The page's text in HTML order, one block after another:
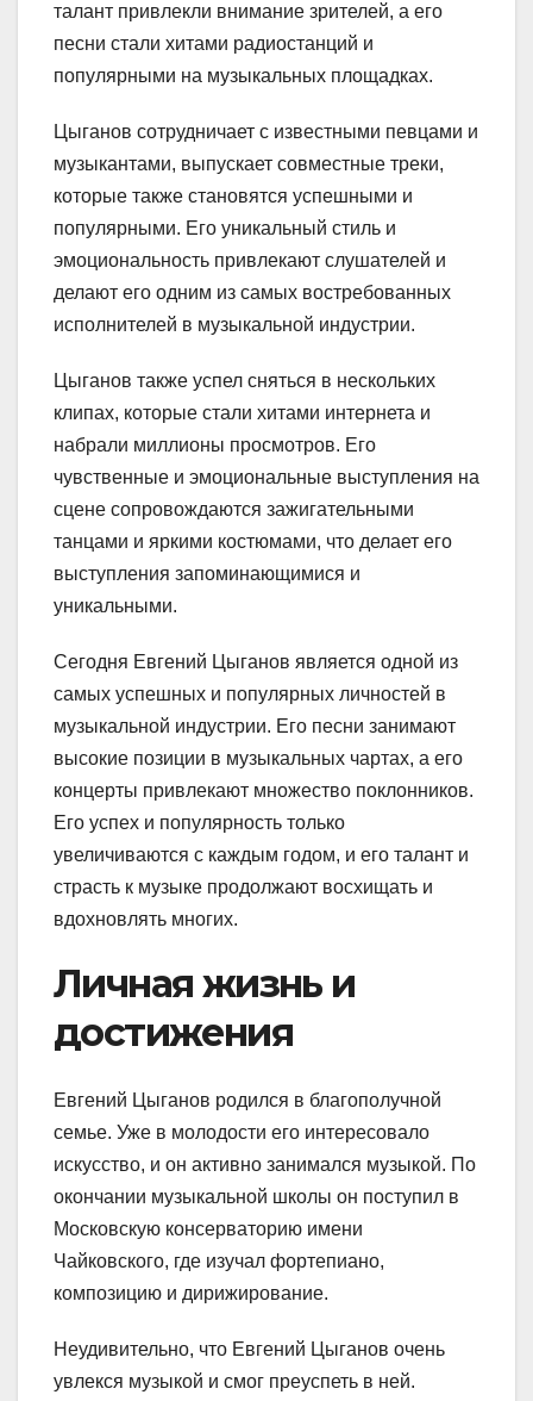
талант привлекли внимание зрителей, а его
песни стали хитами радиостанций и
популярными на музыкальных площадках.
Цыганов сотрудничает с известными певцами и
музыкантами, выпускает совместные треки,
которые также становятся успешными и
популярными. Его уникальный стиль и
эмоциональность привлекают слушателей и
делают его одним из самых востребованных
исполнителей в музыкальной индустрии.
Цыганов также успел сняться в нескольких
клипах, которые стали хитами интернета и
набрали миллионы просмотров. Его
чувственные и эмоциональные выступления на
сцене сопровождаются зажигательными
танцами и яркими костюмами, что делает его
выступления запоминающимися и
уникальными.
Сегодня Евгений Цыганов является одной из
самых успешных и популярных личностей в
музыкальной индустрии. Его песни занимают
высокие позиции в музыкальных чартах, а его
концерты привлекают множество поклонников.
Его успех и популярность только
увеличиваются с каждым годом, и его талант и
страсть к музыке продолжают восхищать и
вдохновлять многих.
Личная жизнь и
достижения
Евгений Цыганов родился в благополучной
семье. Уже в молодости его интересовало
искусство, и он активно занимался музыкой. По
окончании музыкальной школы он поступил в
Московскую консерваторию имени
Чайковского, где изучал фортепиано,
композицию и дирижирование.
Неудивительно, что Евгений Цыганов очень
увлекся музыкой и смог преуспеть в ней.